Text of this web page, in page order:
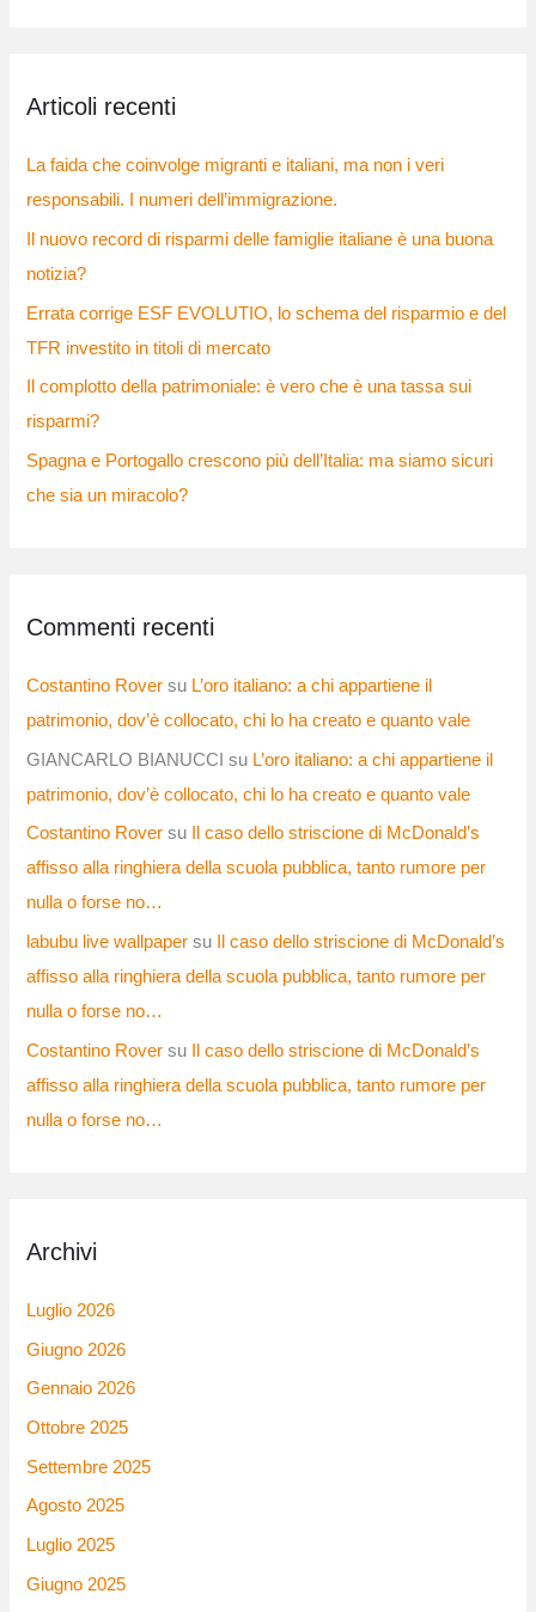
a
Articoli recenti
La faida che coinvolge migranti e italiani, ma non i veri
responsabili. I numeri dell’immigrazione.
Il nuovo record di risparmi delle famiglie italiane è una buona
notizia?
Errata corrige ESF EVOLUTIO, lo schema del risparmio e del
TFR investito in titoli di mercato
Il complotto della patrimoniale: è vero che è una tassa sui
risparmi?
Spagna e Portogallo crescono più dell’Italia: ma siamo sicuri
che sia un miracolo?
Commenti recenti
Costantino Rover su L’oro italiano: a chi appartiene il
patrimonio, dov’è collocato, chi lo ha creato e quanto vale
GIANCARLO BIANUCCI su L’oro italiano: a chi appartiene il
patrimonio, dov’è collocato, chi lo ha creato e quanto vale
Costantino Rover su
Il caso dello striscione di McDonald’s
affisso alla ringhiera della scuola pubblica, tanto rumore per
nulla o forse no…
labubu live wallpaper su
Il caso dello striscione di McDonald’s
affisso alla ringhiera della scuola pubblica, tanto rumore per
nulla o forse no…
Costantino Rover su
Il caso dello striscione di McDonald’s
affisso alla ringhiera della scuola pubblica, tanto rumore per
nulla o forse no…
Archivi
Luglio 2026
Giugno 2026
Gennaio 2026
Ottobre 2025
Settembre 2025
Agosto 2025
Luglio 2025
Giugno 2025